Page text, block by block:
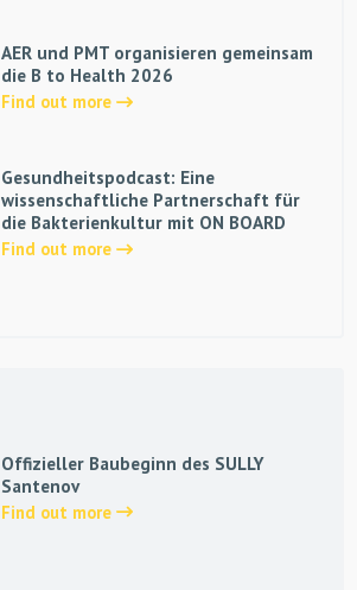
AER und PMT organisieren gemeinsam
die B to Health 2026
Find out more
Gesundheitspodcast: Eine
wissenschaftliche Partnerschaft für
die Bakterienkultur mit ON BOARD
Find out more
Offizieller Baubeginn des SULLY
Santenov
Find out more